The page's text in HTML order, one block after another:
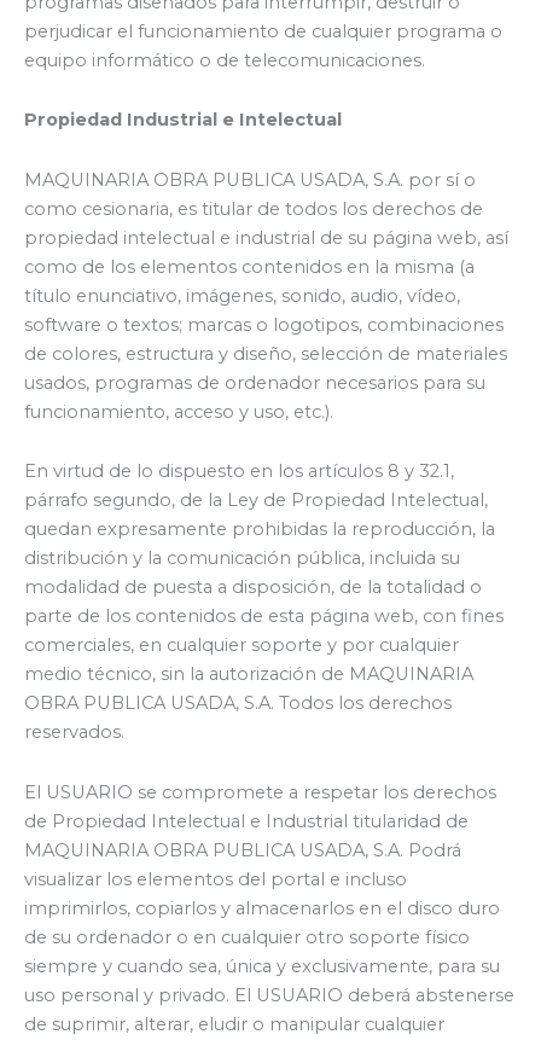
perjudicar el funcionamiento de cualquier programa o
equipo informático o de telecomunicaciones.
Propiedad Industrial e Intelectual
MAQUINARIA OBRA PUBLICA USADA, S.A. por sí o
como cesionaria, es titular de todos los derechos de
propiedad intelectual e industrial de su página web, así
como de los elementos contenidos en la misma (a
título enunciativo, imágenes, sonido, audio, vídeo,
software o textos; marcas o logotipos, combinaciones
de colores, estructura y diseño, selección de materiales
usados, programas de ordenador necesarios para su
funcionamiento, acceso y uso, etc.).
En virtud de lo dispuesto en los artículos 8 y 32.1,
párrafo segundo, de la Ley de Propiedad Intelectual,
quedan expresamente prohibidas la reproducción, la
distribución y la comunicación pública, incluida su
modalidad de puesta a disposición, de la totalidad o
parte de los contenidos de esta página web, con fines
comerciales, en cualquier soporte y por cualquier
medio técnico, sin la autorización de MAQUINARIA
OBRA PUBLICA USADA, S.A. Todos los derechos
reservados.
El USUARIO se compromete a respetar los derechos
de Propiedad Intelectual e Industrial titularidad de
MAQUINARIA OBRA PUBLICA USADA, S.A. Podrá
visualizar los elementos del portal e incluso
imprimirlos, copiarlos y almacenarlos en el disco duro
de su ordenador o en cualquier otro soporte físico
siempre y cuando sea, única y exclusivamente, para su
uso personal y privado. El USUARIO deberá abstenerse
de suprimir, alterar, eludir o manipular cualquier